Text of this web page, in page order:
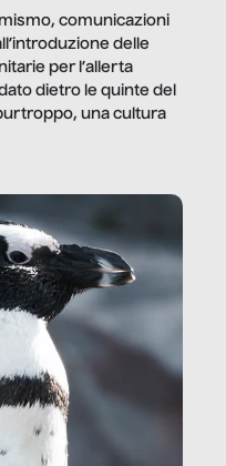
comunicazioni
delle
per l’allerta
dietro le quinte del
una cultura